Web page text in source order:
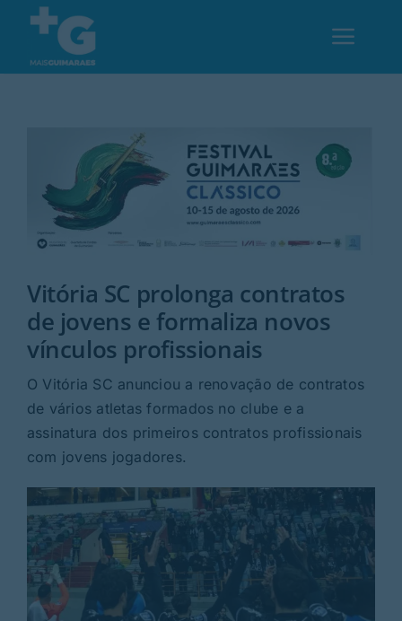
content
Desporto
Opinião
Região
Rubricas
Jornal
Revista
Search
For:
Vitória SC prolonga contratos
de jovens e formaliza novos
vínculos profissionais
O Vitória SC anunciou a renovação de contratos
de vários atletas formados no clube e a
assinatura dos primeiros contratos profissionais
com jovens jogadores.